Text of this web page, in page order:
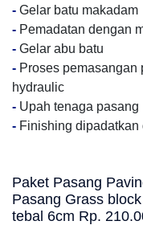
- Gelar batu makadam
- Pemadatan dengan
- Gelar abu batu
- Proses
hydraulic
- Upah tenaga pasang
- Finishing dipadatkan
Paket Pasang
Pasang Grass
tebal 6cm Rp.